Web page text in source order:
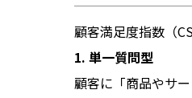
顧客満足度指数（
1. 単一質問型
顧客に「商品やサ